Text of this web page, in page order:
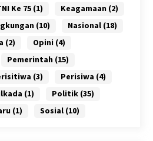
Ke 75(1) Keagamaan (2)
(10) Nasional(18)
(2) Opini (4)
Pemerintah (15)
(3) Perisiwa (4)
(1) Politik(35)
(1) Sosial(10)